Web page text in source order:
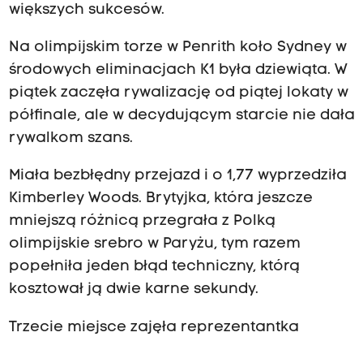
większych sukcesów.
Na olimpijskim torze w Penrith koło Sydney w
środowych eliminacjach K1 była dziewiąta. W
piątek zaczęła rywalizację od piątej lokaty w
półfinale, ale w decydującym starcie nie dała
rywalkom szans.
Miała bezbłędny przejazd i o 1,77 wyprzedziła
Kimberley Woods. Brytyjka, która jeszcze
mniejszą różnicą przegrała z Polką
olimpijskie srebro w Paryżu, tym razem
popełniła jeden błąd techniczny, którą
kosztował ją dwie karne sekundy.
Trzecie miejsce zajęła reprezentantka